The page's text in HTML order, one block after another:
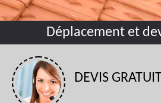
Déplacement et
DEVIS